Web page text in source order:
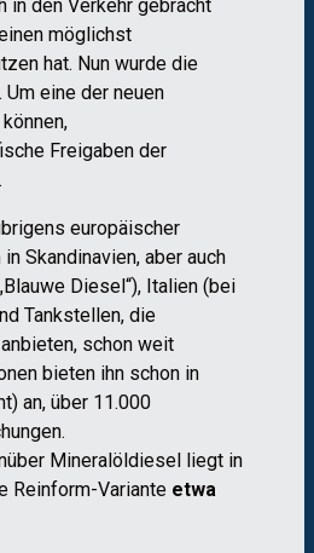
in den Verkehr gebracht
möglichst
hat. Nun wurde die
eine der neuen
Freigaben der
europäischer
Skandinavien, aber auch
Diesel“), Italien (bei
Tankstellen, die
schon weit
bieten ihn schon in
an, über 11.000
Mineralöldiesel liegt in
Reinform-Variante etwa